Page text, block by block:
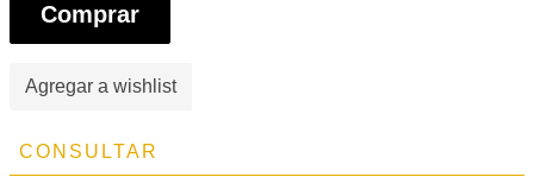
Comprar
Agregar a wishlist
CONSULTAR